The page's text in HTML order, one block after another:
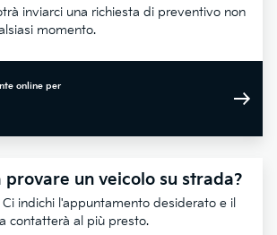
inviarci una richiesta di preventivo non
momento.
online per
un veicolo su strada?
indichi l'appuntamento desiderato e il
contatterà al più presto.